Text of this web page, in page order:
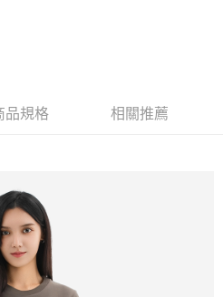
品規格 相關推薦